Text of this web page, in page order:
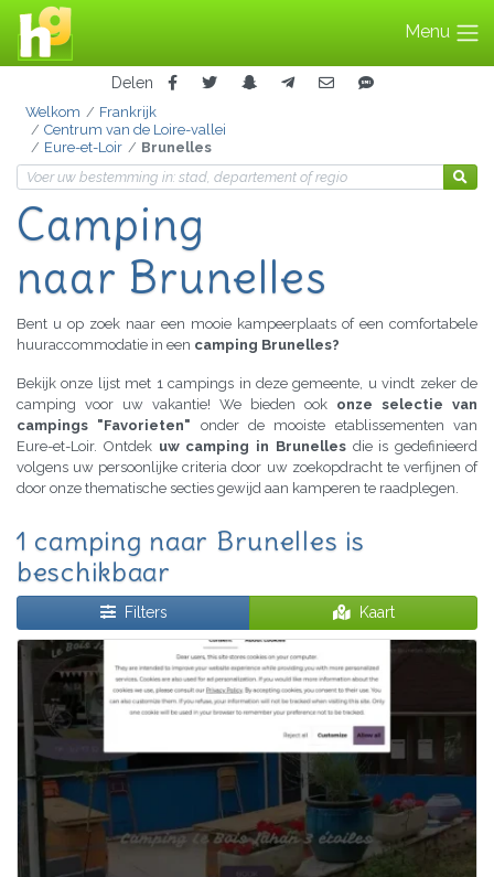
Menu
Delen
Welkom
Frankrijk
Centrum van de Loire-vallei
Eure-et-Loir
Brunelles
Camping
naar Brunelles
Bent u op zoek naar een mooie kampeerplaats of een comfortabele
huuraccommodatie in een camping Brunelles?
Bekijk onze lijst met 1 campings in deze gemeente, u vindt zeker de
camping voor uw vakantie! We bieden ook onze selectie van
campings "Favorieten" onder de mooiste etablissementen van
Eure-et-Loir. Ontdek uw camping in Brunellesdie is gedefinieerd
volgens uw persoonlijke criteria door uw zoekopdracht te verfijnen of
door onze thematische secties gewijd aan kamperen te raadplegen.
1 camping naar Brunelles is
beschikbaar
Filters Kaart